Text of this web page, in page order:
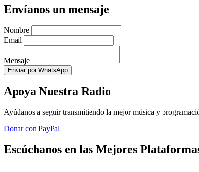
Envíanos un mensaje
Nombre
Email
Mensaje
Enviar por WhatsApp
Apoya Nuestra Radio
Ayúdanos a seguir transmitiendo la mejor música y
Donar con PayPal
Escúchanos en las Mejores